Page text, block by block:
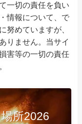
一切の責任を負い
情報について、で
努めていますが、
りません。当サイ
害等の一切の責任
所2026